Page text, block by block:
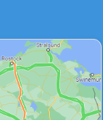
Stau
(1)